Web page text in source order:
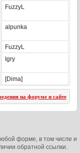
FuzzyL
alpunka
FuzzyL
Igry
[Dima]
на форуме и сайте
форме, в том числе и
обратной ссылки.